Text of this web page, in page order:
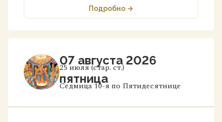
Подробно →
07 августа 2026
25 июля (стар. ст.)
пятница
Седмица 10-я по Пятидесятнице